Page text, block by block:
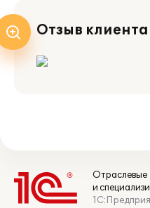
Отзыв клиента
Отраслевые
и